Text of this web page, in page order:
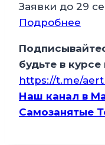
Заявки до 29
Подробнее
будьте в
https://t.me/
Наш канал в
Самозанятые